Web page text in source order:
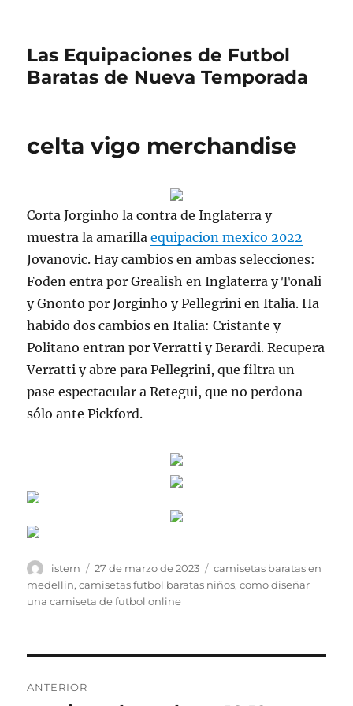
Las Equipaciones de Futbol
Baratas de Nueva Temporada
celta vigo merchandise
Corta Jorginho la contra de Inglaterra y
muestra la amarillaequipacion mexico 2022
Jovanovic. Hay cambios en ambas selecciones:
Foden entra por Grealish en Inglaterra y Tonali
y Gnonto por Jorginho y Pellegrini en Italia. Ha
habido dos cambios en Italia: Cristante y
Politano entran por Verratti y Berardi. Recupera
Verratti y abre para Pellegrini, que filtra un
pase espectacular a Retegui, que no perdona
sólo ante Pickford.
Autor
istern
Publicado
el
27 de marzo de 2023 Etiquetas
camisetas baratas en
medellin,camisetas futbol baratas niños,como diseñar
una camiseta de futbol online
ANTERIOR